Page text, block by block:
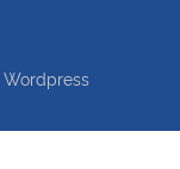
Wordpress